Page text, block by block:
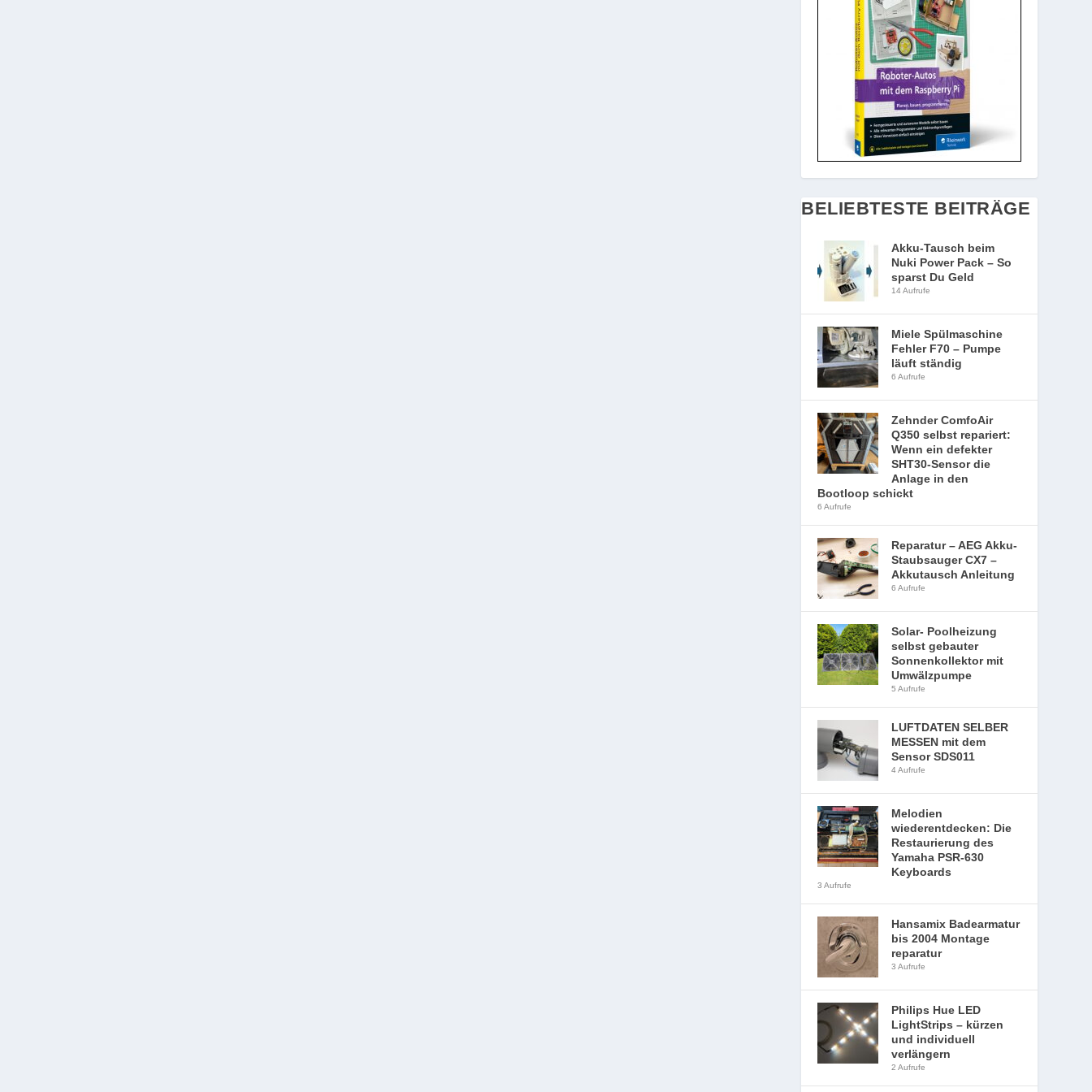
BELIEBTESTE BEITRÄGE
Akku-Tausch beim
Nuki Power Pack – So
sparst Du Geld
14 Aufrufe
Miele Spülmaschine
Fehler F70 – Pumpe
läuft ständig
6 Aufrufe
Zehnder ComfoAir
Q350 selbst repariert:
Wenn ein defekter
SHT30-Sensor die
Anlage in den
Bootloop schickt
6 Aufrufe
Reparatur – AEG Akku-
Staubsauger CX7 –
Akkutausch Anleitung
6 Aufrufe
Solar- Poolheizung
selbst gebauter
Sonnenkollektor mit
Umwälzpumpe
5 Aufrufe
LUFTDATEN SELBER
MESSEN mit dem
Sensor SDS011
4 Aufrufe
Melodien
wiederentdecken: Die
Restaurierung des
Yamaha PSR-630
Keyboards
3 Aufrufe
Hansamix Badearmatur
bis 2004 Montage
reparatur
3 Aufrufe
Philips Hue LED
LightStrips – kürzen
und individuell
verlängern
2 Aufrufe